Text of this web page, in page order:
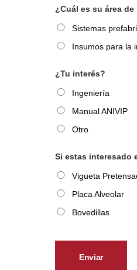
¿Cuál es su área
Sistemas
Insumos para la
¿Tu interés?
Ingeniería
Manual ANIVIP
Otro
Si estas interesado
Vigueta
Placa Alveolar
Bovedillas
Enviar